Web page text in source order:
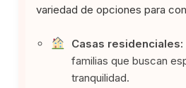
variedad de opciones para
Casas residenciales:
familias que buscan
tranquilidad.